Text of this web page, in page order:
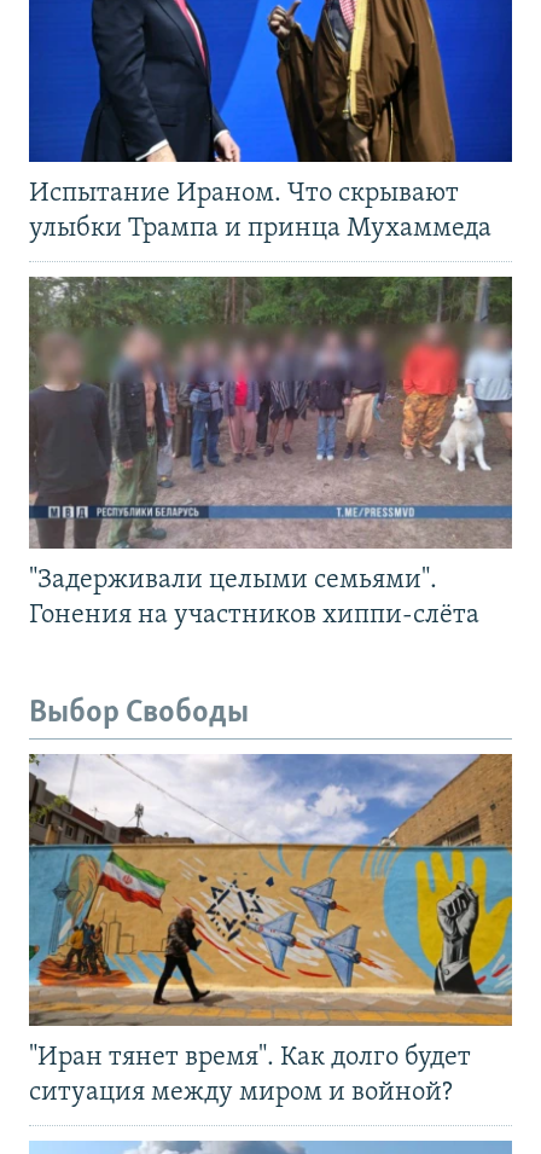
Испытание Ираном. Что скрывают
улыбки Трампа и принца Мухаммеда
"Задерживали целыми семьями".
Гонения на участников хиппи-слёта
Выбор Свободы
"Иран тянет время". Как долго будет
ситуация между миром и войной?